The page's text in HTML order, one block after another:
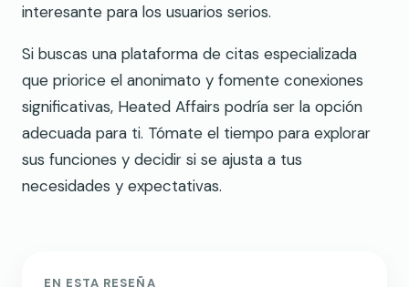
interesante para los usuarios serios.
Si buscas una plataforma de citas especializada
que priorice el anonimato y fomente conexiones
significativas, Heated Affairs podría ser la opción
adecuada para ti. Tómate el tiempo para explorar
sus funciones y decidir si se ajusta a tus
necesidades y expectativas.
EN ESTA RESEÑA